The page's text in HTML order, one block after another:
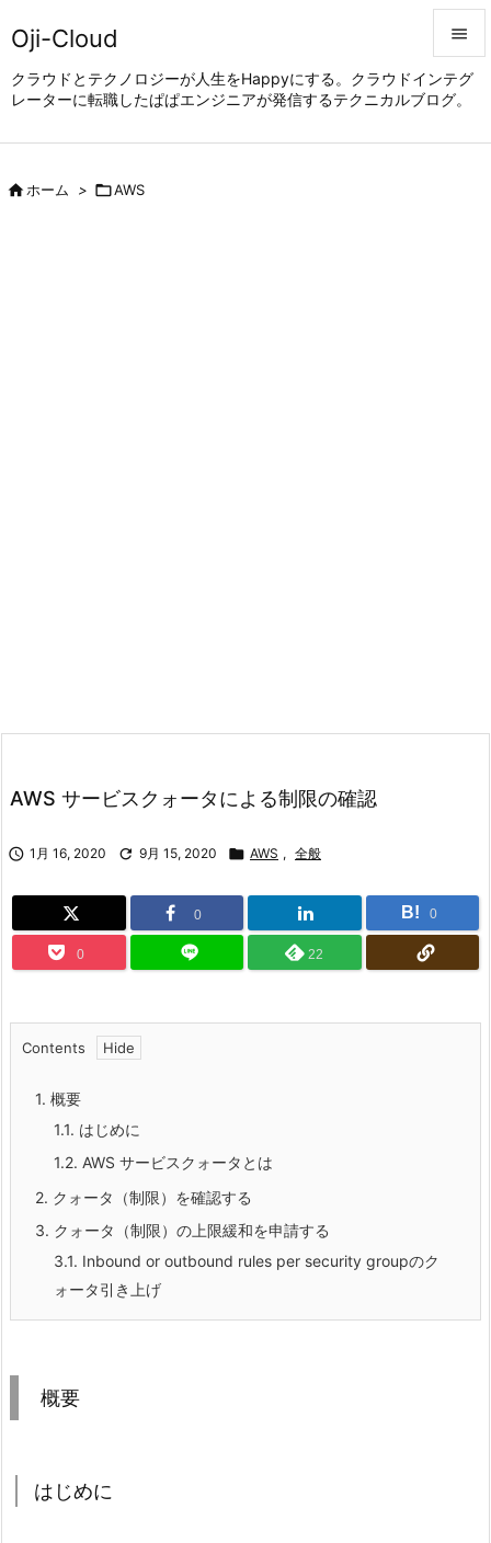
Oji-Cloud
クラウドとテクノロジーが人生をHappyにする。クラウドインテグ
レーターに転職したぱぱエンジニアが発信するテクニカルブログ。


メニュ
ホーム > AWS
AWS サービスクォータによる制限の確認
 1月 16, 2020  9月 15, 2020  AWS , 全般
0 B! 0
0 22
Contents
1. 概要
1.1. はじめに
1.2. AWS サービスクォータとは
2. クォータ（制限）を確認する
3. クォータ（制限）の上限緩和を申請する
3.1. Inbound or outbound rules per security groupのク
ォータ引き上げ
概要
はじめに